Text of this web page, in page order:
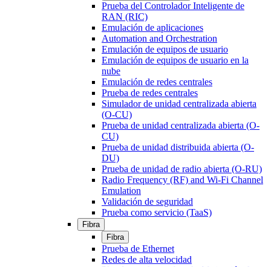
Prueba del Controlador Inteligente de
RAN (RIC)
Emulación de aplicaciones
Automation and Orchestration
Emulación de equipos de usuario
Emulación de equipos de usuario en la
nube
Emulación de redes centrales
Prueba de redes centrales
Simulador de unidad centralizada abierta
(O-CU)
Prueba de unidad centralizada abierta (O-
CU)
Prueba de unidad distribuida abierta (O-
DU)
Prueba de unidad de radio abierta (O-RU)
Radio Frequency (RF) and Wi-Fi Channel
Emulation
Validación de seguridad
Prueba como servicio (TaaS)
Fibra
Fibra
Prueba de Ethernet
Redes de alta velocidad